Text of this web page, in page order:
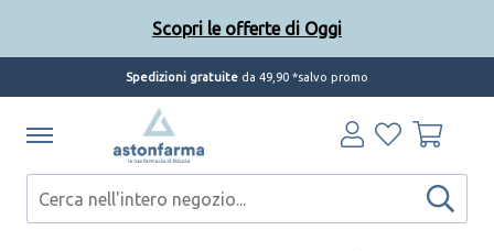
Spedizioni gratuite da 49,90 *salvo promo
Scopri le offerte di Oggi